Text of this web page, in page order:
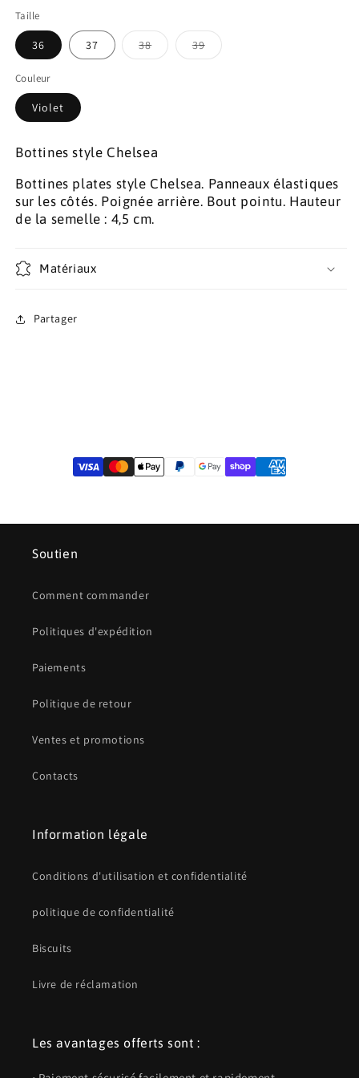
Taille
36 37 38Variante
épuisée
39Variante
épuisée
Couleur
Violet
Bottines style Chelsea
Bottines plates style Chelsea. Panneaux élastiques
sur les côtés. Poignée arrière. Bout pointu. Hauteur
de la semelle : 4,5 cm.
Matériaux
Partager
Soutien
Comment commander
Politiques d'expédition
Paiements
Politique de retour
Ventes et promotions
Contacts
Information légale
Conditions d'utilisation et confidentialité
politique de confidentialité
Biscuits
Livre de réclamation
Les avantages offerts sont :